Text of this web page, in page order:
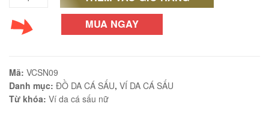
da
cầm
tay
MUA NGAY
Mã: VCSN09
Danh mục: ĐỒ DA CÁ SẤU, VÍ DA CÁ SẤU
Từ khóa: Ví da cá sấu nữ
Jeep giá rẻ 04